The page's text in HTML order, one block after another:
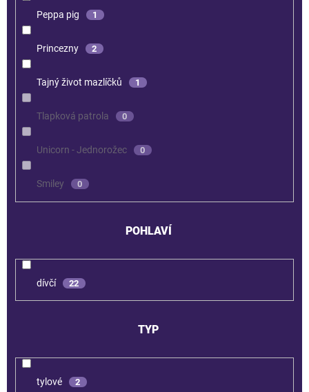
Peppa pig 1
Princezny 2
Tajný život mazlíčků 1
Tlapková patrola 0
Unicorn - Jednorožec 0
Smiley 0
POHLAVÍ
dívčí 22
TYP
tylové 2